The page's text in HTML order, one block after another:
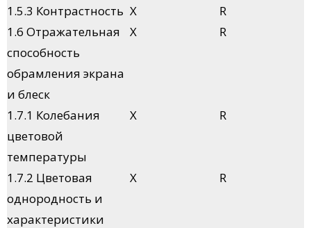
1.5.3 Контрастность X
R
1.6 Отражательная
способность
обрамления экрана
и блеск
X R
1.7.1 Колебания
цветовой
температуры
X R
1.7.2 Цветовая
однородность и
характеристики
X R